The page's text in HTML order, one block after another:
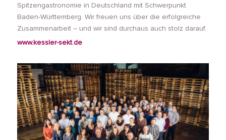
Spitzengastronomie in Deutschland mit Schwerpunkt
Baden-Württemberg. Wir freuen uns über die erfolgreiche
Zusammenarbeit – und wir sind durchaus auch stolz darauf.
www.kessler-sekt.de